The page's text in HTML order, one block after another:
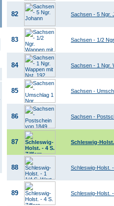
82 Sachsen - 5 Ngr.
83 Sachsen - 1/2
84 Sachsen - 1 Ngr.
85 Sachsen -
86 Sachsen -
87 Schleswig-
88 Schleswig-Holst.
89 Schleswig-Holst.